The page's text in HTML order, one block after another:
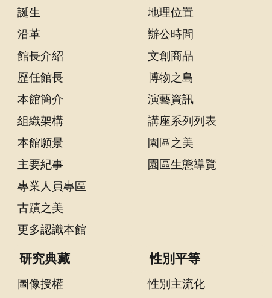
資
公
開
隱
私
權
宣
及
資
訊
安
全
策
著
誕生
沿革
館長介紹
歷任館長
本館簡介
組織架構
本館願景
主要紀事
專業人員專區
古蹟之美
更多認識本館
地理位置
辦公時間
文創商品
博物之島
演藝資訊
講座系列列表
園區之美
園區生態導覽
研究典藏
圖像授權
性別平等
性別主流化